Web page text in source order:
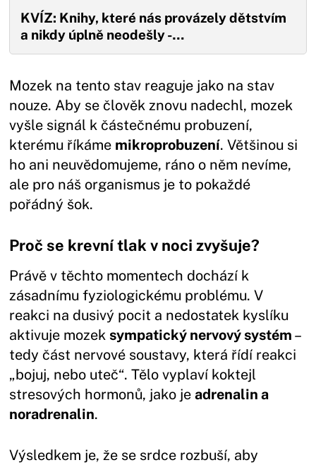
KVÍZ: Knihy, které nás provázely dětstvím
a nikdy úplně neodešly -…
Mozek na tento stav reaguje jako na stav
nouze. Aby se člověk znovu nadechl, mozek
vyšle signál k částečnému probuzení,
kterému říkáme mikroprobuzení. Většinou si
ho ani neuvědomujeme, ráno o něm nevíme,
ale pro náš organismus je to pokaždé
pořádný šok.
Proč se krevní tlak v noci zvyšuje?
Právě v těchto momentech dochází k
zásadnímu fyziologickému problému. V
reakci na dusivý pocit a nedostatek kyslíku
aktivuje mozeksympatický nervový systém –
tedy část nervové soustavy, která řídí reakci
„bojuj, nebo uteč“. Tělo vyplaví koktejl
stresových hormonů, jako jeadrenalin a
noradrenalin.
Výsledkem je, že se srdce rozbuší, aby